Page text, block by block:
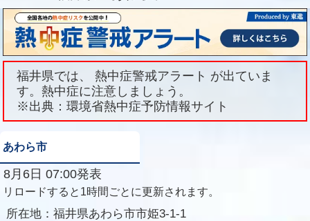
福井県では、 熱中症警戒アラート が出ていま
す。熱中症に注意しましょう。
※出典：環境省熱中症予防情報サイト
あわら市
8月6日 07:00発表
リロードすると1時間ごとに更新されます。
所在地： 福井県あわら市市姫3-1-1